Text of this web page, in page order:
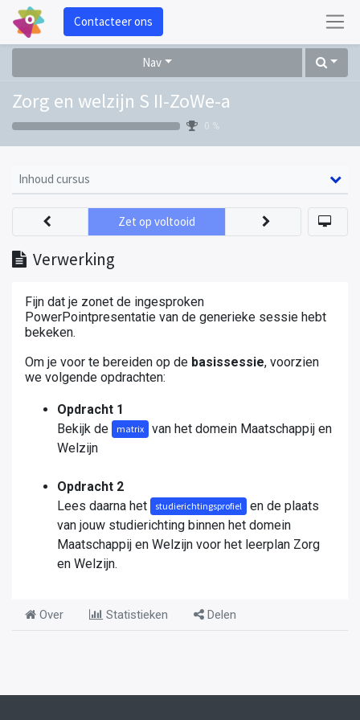
Contacteer ons
Nav
Zorg en welzijn S II-ZoWe-a
0 %
Inhoud cursus
Verwerking
Zet op voltooid
Fijn dat je zonet de ingesproken
PowerPointpresentatie van de generieke sessie hebt
bekeken.
Om je voor te bereiden op de basissessie, voorzien
we volgende opdrachten:
Opdracht 1
Bekijk de
matrix
van het domein Maatschappij en
Welzijn
Opdracht 2
Lees daarna het
studierichtingsprofiel
en de plaats
van jouw studierichting binnen het domein
Maatschappij en Welzijn voor het leerplan Zorg
en Welzijn.
Over Statistieken Delen